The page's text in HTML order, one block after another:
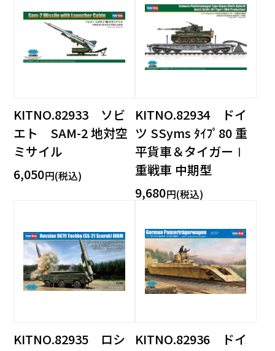
KITNO.82933 ソビ
エト SAM-2 地対空
ミサイル
6,050円(税込)
KITNO.82934 ドイ
ツ SSyms ﾀｲﾌﾟ80 重
平貨車＆タイガーⅠ
重戦車 中期型
9,680円(税込)
KITNO.82935 ロシ
KITNO.82936 ドイ